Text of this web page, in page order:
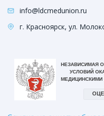
info@ldcmedunion.ru
г. Красноярск, ул.